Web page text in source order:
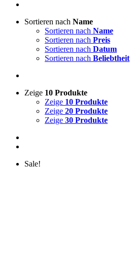
Sortieren nach Name
Sortieren nach Name
Sortieren nach Preis
Sortieren nach Datum
Sortieren nach Beliebtheit
Zeige 10 Produkte
Zeige 10 Produkte
Zeige 20 Produkte
Zeige 30 Produkte
Sale!